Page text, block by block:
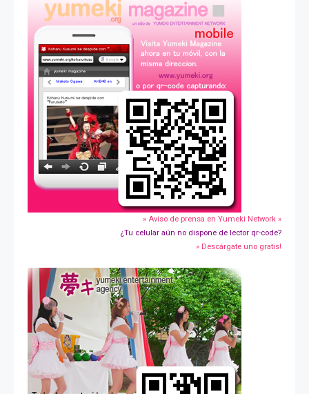
» Aviso de prensa en Yumeki Network »
¿Tu celular aún no dispone de lector qr-code?
» Descárgate uno gratis!